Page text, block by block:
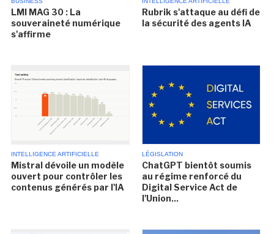
LMI MAG 30 : La
souveraineté numérique
s'affirme
Rubrik s'attaque au défi de
la sécurité des agents IA
INTELLIGENCE ARTIFICIELLE
Mistral dévoile un modèle
ouvert pour contrôler les
contenus générés par l'IA
LÉGISLATION
ChatGPT bientôt soumis
au régime renforcé du
Digital Service Act de
l'Union...